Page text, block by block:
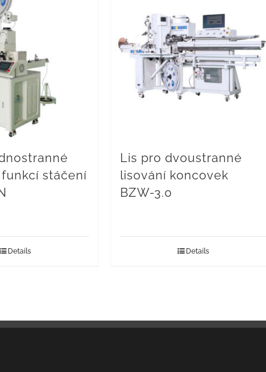
stáčení
Details
Lis pro dvoustranné
lisování koncovek
BZW-3.0
Details